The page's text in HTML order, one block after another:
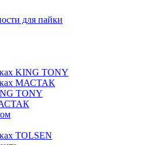
для пайки
KING TONY
МАСТАК
TONY
TOLSEN